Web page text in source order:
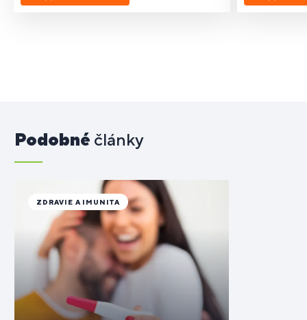
Podobné články
ZDRAVIE A IMUNITA